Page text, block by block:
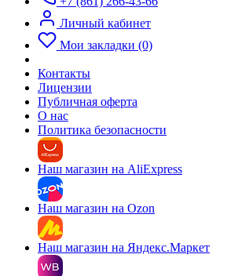
Личный кабинет
Мои закладки (0)
Контакты
Лицензии
Публичная оферта
О нас
Политика безопасности
Наш магазин на AliExpress
Наш магазин на Ozon
Наш магазин на Яндекс.Маркет